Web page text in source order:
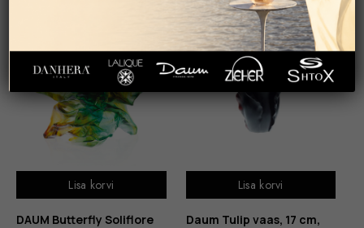
Lisa korvi
DAUM Butterfly Soliflore
Lisa korvi
Daum Tulip vaas, 17 cm,